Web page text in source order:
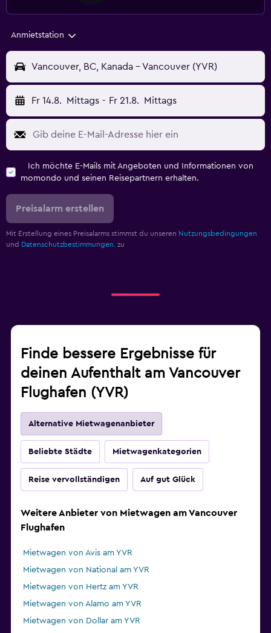
Anmietstation
Vancouver, BC, Kanada - Vancouver (YVR)
Fr 14.8. Mittags - Fr 21.8. Mittags
Ich möchte E-Mails mit Angeboten und Informationen von
momondo und seinen Reisepartnern erhalten.
Preisalarm erstellen
Mit Erstellung eines Preisalarms stimmst du unseren Nutzungsbedingungen
und Datenschutzbestimmungen. zu
Finde bessere Ergebnisse für
deinen Aufenthalt am Vancouver
Flughafen (YVR)
Alternative Mietwagenanbieter
Beliebte Städte Mietwagenkategorien
Reise vervollständigen Auf gut Glück
Weitere Anbieter von Mietwagen am Vancouver
Flughafen
Mietwagen von Avis am YVR
Mietwagen von National am YVR
Mietwagen von Hertz am YVR
Mietwagen von Alamo am YVR
Mietwagen von Dollar am YVR